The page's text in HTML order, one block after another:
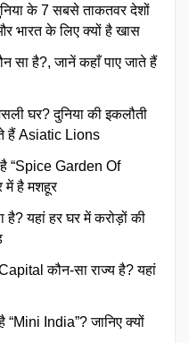
के 7 सबसे ताकतवर देशों
भारत के लिए क्यों है खास
सा है?, जानें कहाँ पाए जाते हैं
घर? दुनिया की इकलौती
हैं Asiatic Lions
है “Spice Garden Of
में है मशहूर
है? यहां हर घर में करोड़ों की
कौन-सा राज्य है? यहां
“Mini India”? जानिए क्यों